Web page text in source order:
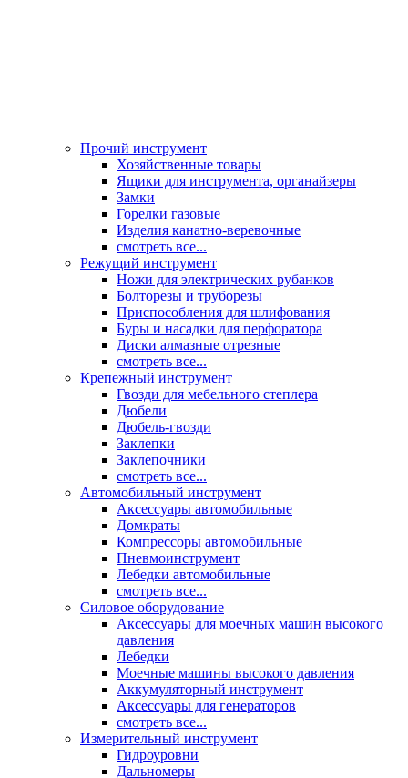
Прочий инструмент
Хозяйственные товары
Ящики для инструмента, органайзеры
Замки
Горелки газовые
Изделия канатно-веревочные
смотреть все...
Режущий инструмент
Ножи для электрических рубанков
Болторезы и труборезы
Приспособления для шлифования
Буры и насадки для перфоратора
Диски алмазные отрезные
смотреть все...
Крепежный инструмент
Гвозди для мебельного степлера
Дюбели
Дюбель-гвозди
Заклепки
Заклепочники
смотреть все...
Автомобильный инструмент
Аксессуары автомобильные
Домкраты
Компрессоры автомобильные
Пневмоинструмент
Лебедки автомобильные
смотреть все...
Силовое оборудование
Аксессуары для моечных машин высокого
давления
Лебедки
Моечные машины высокого давления
Аккумуляторный инструмент
Аксессуары для генераторов
смотреть все...
Измерительный инструмент
Гидроуровни
Дальномеры